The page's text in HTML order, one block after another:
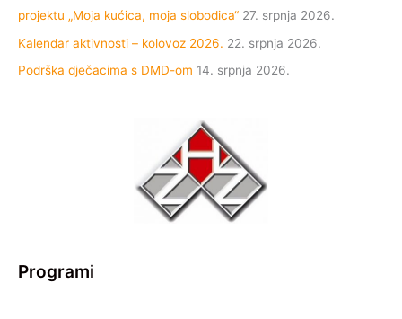
projektu „Moja kućica, moja slobodica“ 27. srpnja 2026.
Kalendar aktivnosti – kolovoz 2026. 22. srpnja 2026.
Podrška dječacima s DMD-om 14. srpnja 2026.
Programi